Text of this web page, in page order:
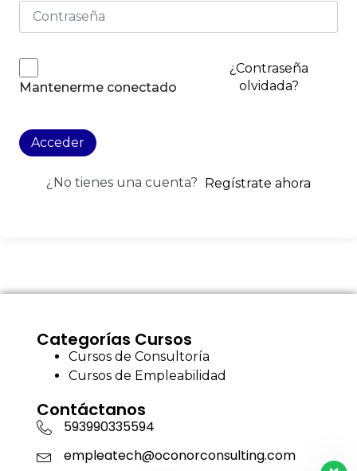
Mantenerme conectado
¿Contraseña
olvidada?
Acceder
¿No tienes una cuenta? Regístrate ahora
Categorías Cursos
Cursos de Consultoría
Cursos de Empleabilidad
Contáctanos
593990335594
empleatech@oconorconsulting.com